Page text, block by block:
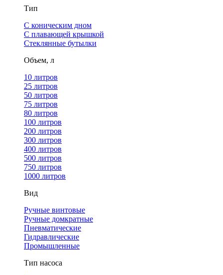
Тип
С коническим дном
С плавающей крышкой
Стеклянные бутылки
Объем, л
10 литров
25 литров
50 литров
75 литров
80 литров
100 литров
200 литров
300 литров
400 литров
500 литров
750 литров
1000 литров
Вид
Ручные винтовые
Ручные домкратные
Пневматические
Гидравлические
Промышленные
Тип насоса